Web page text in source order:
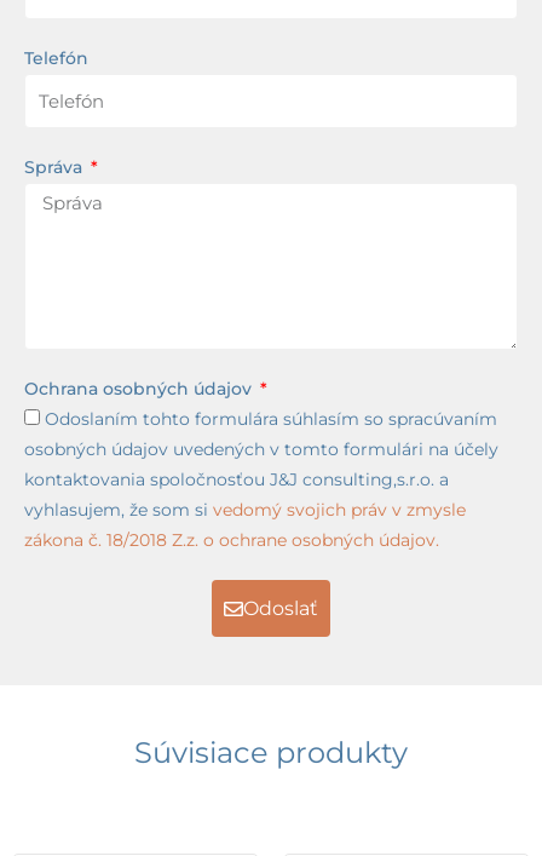
Telefón
Správa
Ochrana osobných údajov
Odoslaním tohto formulára súhlasím so spracúvaním
osobných údajov uvedených v tomto formulári na účely
kontaktovania spoločnosťou J&J consulting,s.r.o. a
vyhlasujem, že som si vedomý svojich práv v zmysle
zákona č. 18/2018 Z.z. o ochrane osobných údajov.
Odoslať
Súvisiace produkty